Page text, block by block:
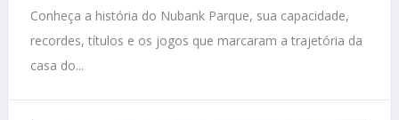
Conheça a história do Nubank Parque, sua capacidade,
recordes, títulos e os jogos que marcaram a trajetória da
casa do...